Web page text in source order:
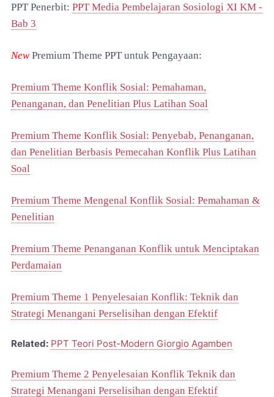
PPT Penerbit: PPT Media Pembelajaran Sosiologi XI KM -
Bab 3
NewPremium Theme PPT untuk Pengayaan:
Premium Theme Konflik Sosial: Pemahaman,
Penanganan, dan Penelitian Plus Latihan Soal
Premium Theme Konflik Sosial: Penyebab, Penanganan,
dan Penelitian Berbasis Pemecahan Konflik Plus Latihan
Soal
Premium Theme Mengenal Konflik Sosial: Pemahaman &
Penelitian
Premium Theme Penanganan Konflik untuk Menciptakan
Perdamaian
Premium Theme 1 Penyelesaian Konflik: Teknik dan
Strategi Menangani Perselisihan dengan Efektif
Related: PPT Teori Post-Modern Giorgio Agamben
Premium Theme 2 Penyelesaian Konflik Teknik dan
Strategi Menangani Perselisihan dengan Efektif